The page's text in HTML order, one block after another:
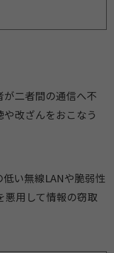
二者間の通信へ不
改ざんをおこなう
い無線LANや脆弱性
悪用して情報の窃取